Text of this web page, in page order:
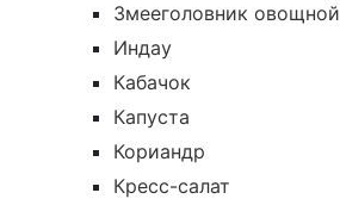
Змееголовник овощной
Индау
Кабачок
Капуста
Кориандр
Кресс-салат